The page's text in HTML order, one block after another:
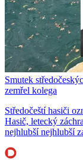
Smutek
zemřel kolega
Středočeští hasiči
Hasič, letecký
nejhlubší nejhlubší